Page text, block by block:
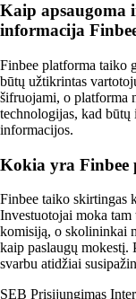
Kaip apsaugoma
informacija
Finbee platforma taiko
būtų užtikrintas
šifruojami, o platforma
technologijas, kad būtų
informacijos.
Kokia yra Finbee
Finbee taiko skirtingas
Investuotojai moka
komisiją, o skolininkai
kaip paslaugų mokestį.
svarbu atidžiai
SEB Prisijungimas